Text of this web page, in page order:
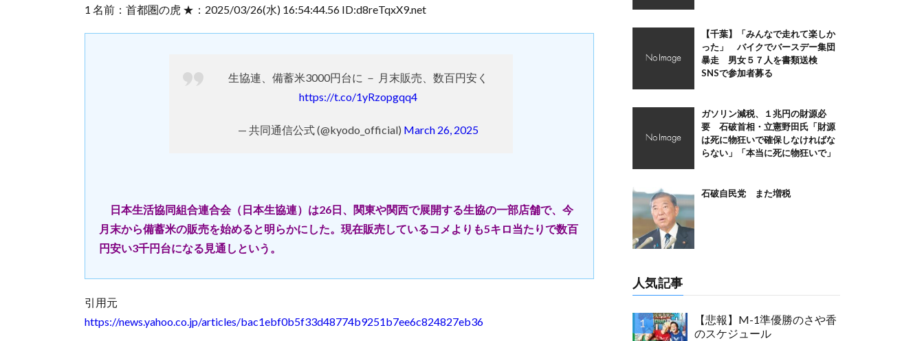
1 名前：首都圏の虎 ★：2025/03/26(水) 16:54:44.56 ID:d8reTqxX9.net
生協連、備蓄米3000円台に － 月末販売、数百円安く
https://t.co/1yRzopgqq4
— 共同通信公式 (@kyodo_official) March 26, 2025
日本生活協同組合連合会（日本生協連）は26日、関東や関西で展開する生協の一部店舗で、今
月末から備蓄米の販売を始めると明らかにした。現在販売しているコメよりも5キロ当たりで数百
円安い3千円台になる見通しという。
引用元
https://news.yahoo.co.jp/articles/bac1ebf0b5f33d48774b9251b7ee6c824827eb36
【千葉】「みんなで走れて楽しか
った」 バイクでバースデー集団
暴走 男女５７人を書類送検
SNSで参加者募る
ガソリン減税、１兆円の財源必
要 石破首相・立憲野田氏「財源
は死に物狂いで確保しなければな
らない」「本当に死に物狂いで」
石破自民党 また増税
人気記事
【悲報】M-1準優勝のさや香
のスケジュール